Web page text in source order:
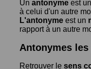
Un antonyme est un
à celui d'un autre
L'antonyme est un
rapport à un autre
Antonymes
Retrouver le sens